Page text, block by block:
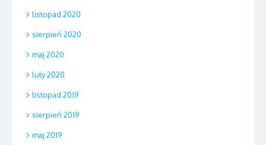
listopad 2020
sierpień 2020
maj 2020
luty 2020
listopad 2019
sierpień 2019
maj 2019